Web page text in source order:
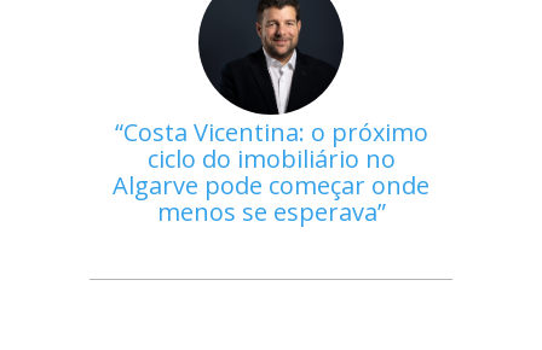
Costa Vicentina: o próximo
ciclo do imobiliário no
Algarve pode começar onde
menos se esperava